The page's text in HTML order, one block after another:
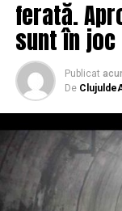
ferată.
sunt în joc
Publicat
De